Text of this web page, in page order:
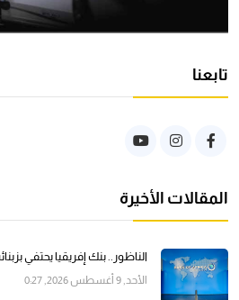
تابعنا
المقالات الأخيرة
الناظور.. بنك إفريقيا يحتفي
الأحد, 9 أغسطس 2026, 0:27